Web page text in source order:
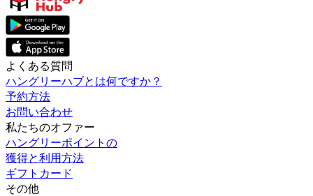
よくある質問
ハングリーハブとは何ですか？
予約方法
お問い合わせ
私たちのオファー
ハングリーポイントの
獲得と利用方法
ギフトカード
その他